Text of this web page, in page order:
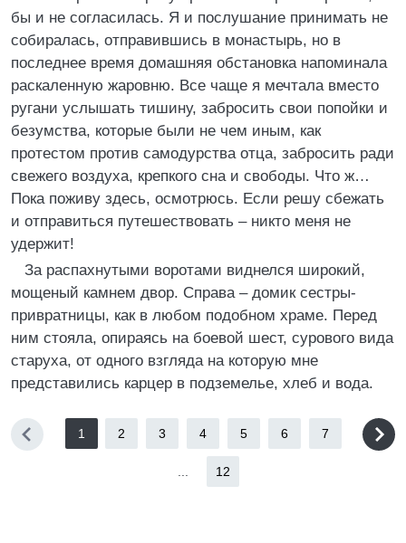
бы и не согласилась. Я и послушание принимать не
собиралась, отправившись в монастырь, но в
последнее время домашняя обстановка напоминала
раскаленную жаровню. Все чаще я мечтала вместо
ругани услышать тишину, забросить свои попойки и
безумства, которые были не чем иным, как
протестом против самодурства отца, забросить ради
свежего воздуха, крепкого сна и свободы. Что ж…
Пока поживу здесь, осмотрюсь. Если решу сбежать
и отправиться путешествовать – никто меня не
удержит!
За распахнутыми воротами виднелся широкий,
мощеный камнем двор. Справа – домик сестры-
привратницы, как в любом подобном храме. Перед
ним стояла, опираясь на боевой шест, сурового вида
старуха, от одного взгляда на которую мне
представились карцер в подземелье, хлеб и вода.
1 2 3 4 5 6 7
12